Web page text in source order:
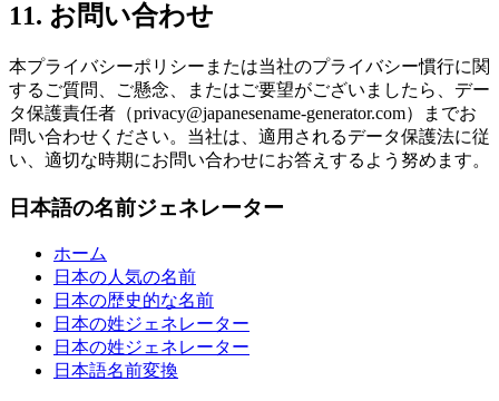
11. お問い合わせ
本プライバシーポリシーまたは当社のプライバシー慣行に関
するご質問、ご懸念、またはご要望がございましたら、デー
タ保護責任者（privacy@japanesename-generator.com）までお
問い合わせください。当社は、適用されるデータ保護法に従
い、適切な時期にお問い合わせにお答えするよう努めます。
日本語の名前ジェネレーター
ホーム
日本の人気の名前
日本の歴史的な名前
日本の姓ジェネレーター
日本の姓ジェネレーター
日本語名前変換